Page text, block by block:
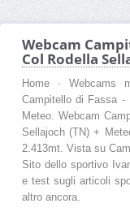
Webcam
Col Rodella
Home · Webcams
Campitello di Fassa -
Meteo. Webcam
Sellajoch (TN) +
2.413mt. Vista su
Sito dello sportivo
e test sugli articoli
altro ancora.